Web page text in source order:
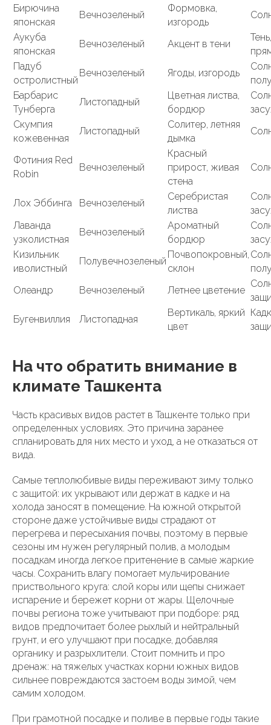
Бирючина
японская
Вечнозеленый
Формовка,
изгородь
Аукуба
японская
Вечнозеленый Акцент в тени
Падуб
остролистный
Вечнозеленый Ягоды, изгородь
Барбарис
Тунберга
Листопадный
Цветная листва,
бордюр
Скумпия
кожевенная
Листопадный
Солитер, летняя
дымка
Фотиния Red
Robin
Вечнозеленый
Красный
прирост, живая
стена
Лох Эббинга Вечнозеленый
Серебристая
листва
Лаванда
узколистная
Вечнозеленый
Ароматный
бордюр
Кизильник
иволистный
Полувечнозеленый
Почвопокровный,
склон
Олеандр
Вечнозеленый Летнее цветение
Бугенвиллия
Листопадная
Вертикаль, яркий
цвет
На что обратить внимание в
климате Ташкента
Часть красивых видов растет в Ташкенте только при
определенных условиях. Это причина заранее
спланировать для них место и уход, а не отказаться от
вида.
Самые теплолюбивые виды переживают зиму только
с защитой: их укрывают или держат в кадке и на
холода заносят в помещение. На южной открытой
стороне даже устойчивые виды страдают от
перегрева и пересыхания почвы, поэтому в первые
сезоны им нужен регулярный полив, а молодым
посадкам иногда легкое притенение в самые жаркие
часы. Сохранить влагу помогает мульчирование
приствольного круга: слой коры или щепы снижает
испарение и бережет корни от жары. Щелочные
почвы региона тоже учитывают при подборе: ряд
видов предпочитает более рыхлый и нейтральный
грунт, и его улучшают при посадке, добавляя
органику и разрыхлители. Стоит помнить и про
дренаж: на тяжелых участках корни южных видов
сильнее повреждаются застоем воды зимой, чем
самим холодом.
При грамотной посадке и поливе в первые годы такие